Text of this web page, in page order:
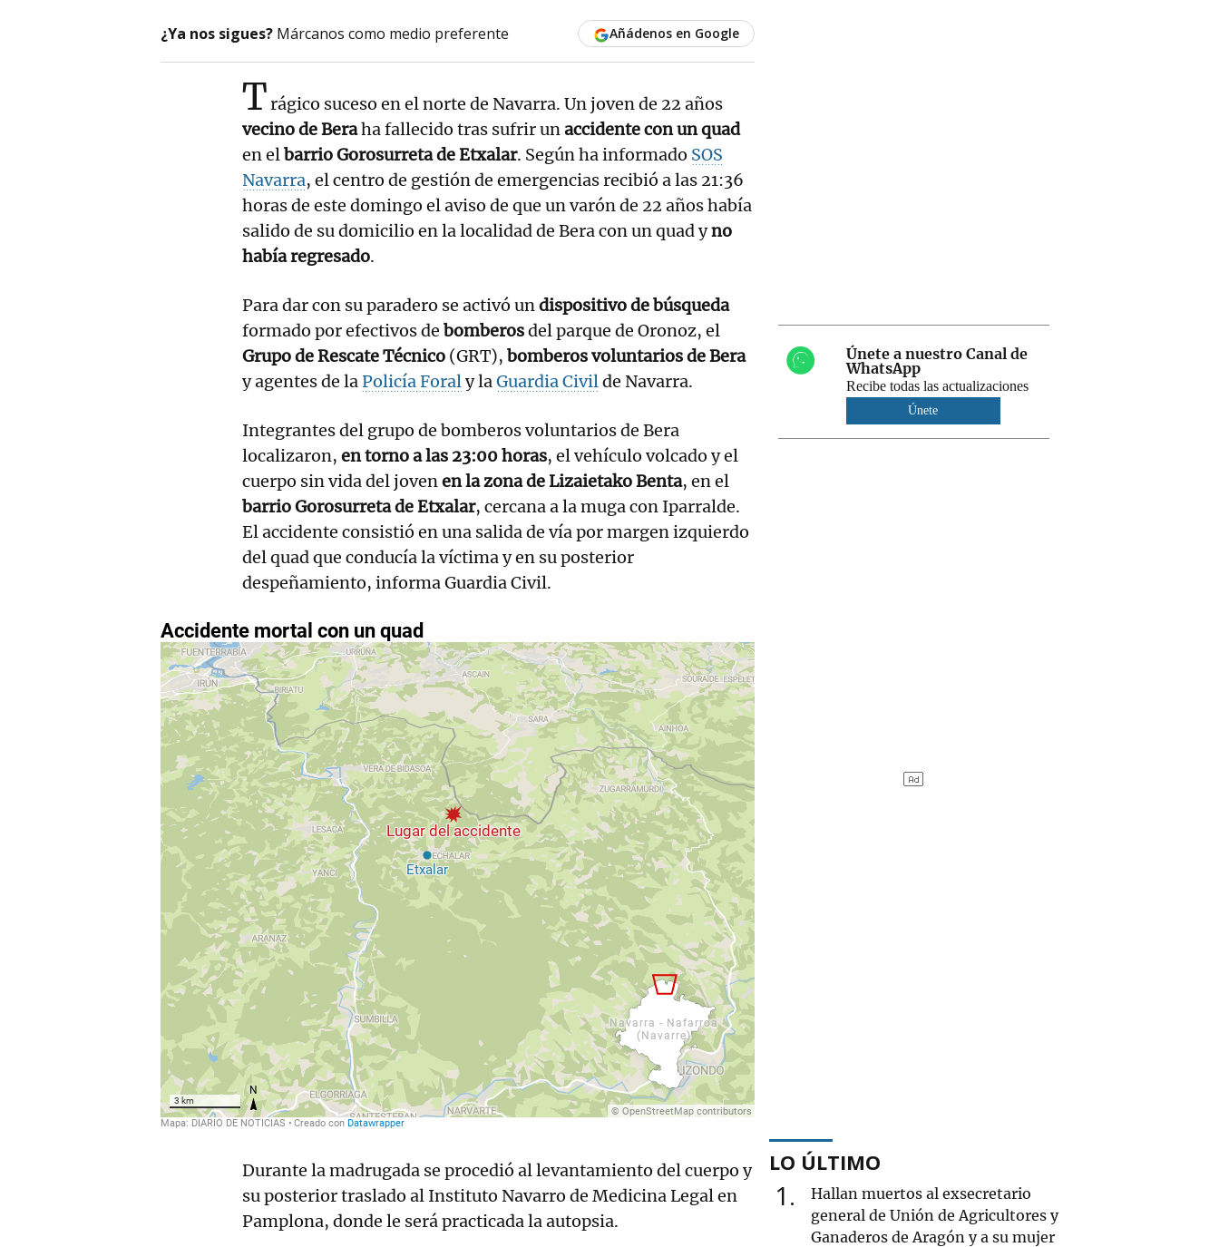
¿Ya nos sigues? Márcanos como medio preferente Añádenos en Google
Trágico suceso en el norte de Navarra. Un joven de 22 años
vecino de Beraha fallecido tras sufrir unaccidente con un quad
en elbarrio Gorosurreta de Etxalar. Según ha informado SOS
Navarra, el centro de gestión de emergencias recibió a las 21:36
horas de este domingo el aviso de que un varón de 22 años había
salido de su domicilio en la localidad de Bera con un quad yno
había regresado.
Para dar con su paradero se activó undispositivo de búsqueda
formado por efectivos de bomberosdel parque de Oronoz, el
Grupo de Rescate Técnico (GRT), bomberos voluntarios de Bera
y agentes de laPolicía Foraly laGuardia Civilde Navarra.
Integrantes del grupo de bomberos voluntarios de Bera
localizaron, en torno a las 23:00 horas, el vehículo volcado y el
cuerpo sin vida del jovenen la zona de Lizaietako Benta, en el
barrio Gorosurreta de Etxalar, cercana a la muga con Iparralde.
El accidente consistió en una salida de vía por margen izquierdo
del quad que conducía la víctima y en su posterior
despeñamiento, informa Guardia Civil.
Durante la madrugada se procedió al levantamiento del cuerpo y
su posterior traslado al Instituto Navarro de Medicina Legal en
Pamplona, donde le será practicada la autopsia.
Únete a nuestro Canal de
WhatsApp
Recibe todas las actualizaciones
Únete
LO ÚLTIMO
1
Hallan muertos al exsecretario
general de Unión de Agricultores y
Ganaderos de Aragón y a su mujer